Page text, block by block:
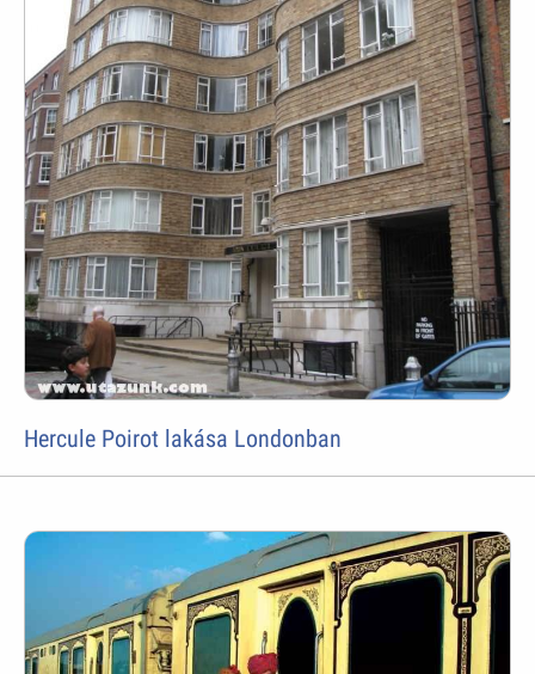
Hercule Poirot lakása Londonban